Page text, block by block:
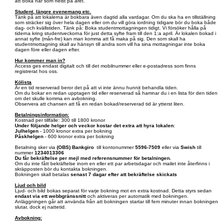
Student, längre evenemang etc.
Tänk på att lokalerna är bokbara även dagtid alla vardagar. Om du ska ha en tillställning
som sträcker sig över hela dagen eller om du vill göra iordning tidigare bör du boka både
dag- och kvällstiden. Tänk på: Boka studentmottagningen tidigt. Vi försöker hålla på
tiderna kring studentveckorna för just detta syfte fram till den 1:a april. Är lokalen bokad i
annat syfte (mån-fre) kan man komma att få maka på sig. Den som skall ha
studentmottagning skall av hänsyn till andra som vill ha sina mottagningar inte boka
dagen före eller dagen efter.
Hur kommer man in?
Access ges endast digitalt och till det mobilnummer eller e-postadress som finns
registrerat hos oss.
Kölista
Är en tid reserverad beror det på att vi inte ännu hunnit behandla tiden.
Om du bokar en redan upptagen tid eller reserverad så hamnar du i en lista för den tiden
om det skulle komma en avbokning.
Observera att chansen att få en redan bokad/reserverad tid är ytterst liten.
Betalningsinformation:
Kostnad per tillfälle: 300 till 1800 kronor
Under följande helger och veckor kostar det extra att hyra lokalen:
Julhelgen - 1000 kronor extra per bokning
Påskhelgen - 600 kronor extra per bokning
Betalning sker via (OBS) Bankgiro till kontonummer5596-7509 eller via Swish till
nummer1234013306
Du får bekräftelse per mejl med referensnummer för betalningen.
Om du inte fått bekräftelse inom en eller ett par arbetsdagar och mailet inte återfinns i
skräpposten bör du kontakta bokningen.
Bokningen skall betalas senast 7 dagar efter att bekräftelse skickats
Ljud och bild
Ljud- och bild bokas separat för varje bokning mot en extra kostnad. Detta styrs sedan
endast via ett webbgränssnittoch aktiveras per automatik med bokningen.
Anläggningen går att använda från att bokningen startar till fem minuter innan bokningen
slutar, dock ej nattetid.
Avbokning: